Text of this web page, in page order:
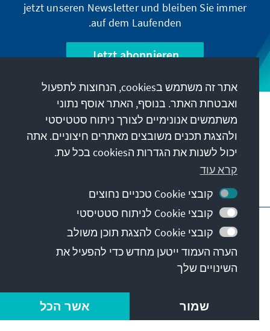
jetzt unseren Newsletter und bleiben Sie immer
auf dem Laufenden.
Jetzt abonnieren
המשימה שלנו
קשר
הצעות נוספות מהקרן
חותם אבטחת מידע
תנאי שימוש
Erklärung zur Barrierefreiheit
Barriere melden
מפת האתר
© Konrad-Adenauer-Stiftung e.V. 2026
אתר זה משתמש בcookies, הנחוצות לתפעול
ואבטחת האתר. בנוסף, האתר אוסף נתוני
משתמשים אנונימיים לצורך ניתוח סטטיסטי
ולהצגת תכנים משובצים מאתרים חיצוניים. אתה
יכול לשנות את הגדרות הcookies בכל עת.
קרא עוד
קובצי Cookie טכניים נחוצים
קובצי Cookie לניתוח סטטיסטי
קובצי Cookie להצגת תוכן משולב
הערה העמוד ייטען מחדש כדי להפעיל את
השינויים שלך
שמור אשר הכל